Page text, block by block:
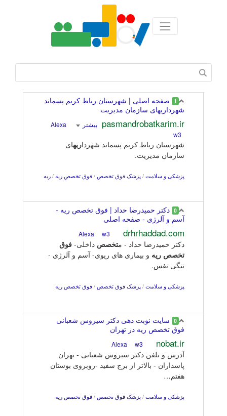
1 صفحه اصلی | شهرستان رباط کریم پسماند
شهرداریهای سازمان مدیریت
pasmandrobatkarim.ir بیشتر
w3
شهرستان رباط کریم پسماند شهرداریهای
سازمان مدیریت.
پزشکی و سلامت / پزشک فوق تخصص / فوق تخصص ریه / ریه
0 دکتر حمیدرضا حداد | فوق تخصص ریه -
آسم و آلرژی - صفحه اصلی
drhrhaddad.com
w3
دکتر حمیدرضا حداد - متخصص داخلی- فوق
تخصص ریه و بیماری های ریوی- آسم و آلرژی -
تنگی نفس.
پزشکی و سلامت / پزشک فوق تخصص / فوق تخصص ریه
0 سایت نوبت دهی دکتر سیروس شعبانی
فوق تخصص ریه در تهران
nobat.ir
w3
آدرس و تلفن دکتر سیروس شعبانی - تهران
پاسداران - بالاتر از برج سفید -روبروی بوستان
هفتم…
پزشکی و سلامت / پزشک فوق تخصص / فوق تخصص ریه